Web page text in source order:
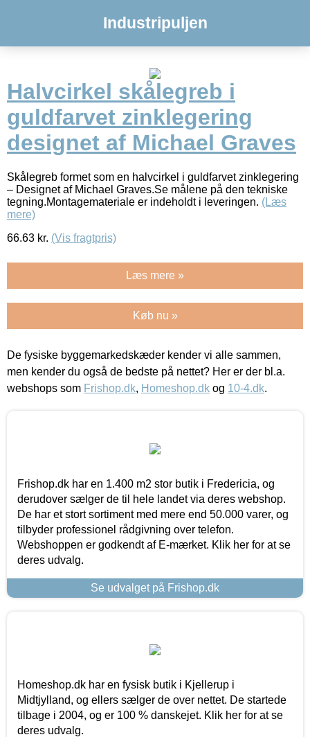
Industripuljen
Halvcirkel skålegreb i
guldfarvet zinklegering
designet af Michael Graves
Skålegreb formet som en halvcirkel i guldfarvet zinklegering
– Designet af Michael Graves.Se målene på den tekniske
tegning.Montagemateriale er indeholdt i leveringen. (Læs
mere)
66.63 kr. (Vis fragtpris)
Læs mere »
Køb nu »
De fysiske byggemarkedskæder kender vi alle sammen,
men kender du også de bedste på nettet? Her er der bl.a.
webshops som Frishop.dk, Homeshop.dk og 10-4.dk.
Frishop.dk har en 1.400 m2 stor butik i Fredericia, og
derudover sælger de til hele landet via deres webshop.
De har et stort sortiment med mere end 50.000 varer, og
tilbyder professionel rådgivning over telefon.
Webshoppen er godkendt af E-mærket. Klik her for at se
deres udvalg.
Se udvalget på Frishop.dk
Homeshop.dk har en fysisk butik i Kjellerup i
Midtjylland, og ellers sælger de over nettet. De startede
tilbage i 2004, og er 100 % danskejet. Klik her for at se
deres udvalg.